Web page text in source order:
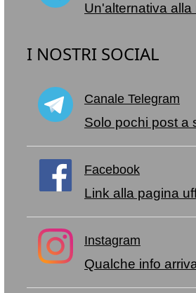
Un'alternativa alla
I NOSTRI SOCIAL
Canale Telegram
Solo pochi post a
Facebook
Link alla pagina
Instagram
Qualche info